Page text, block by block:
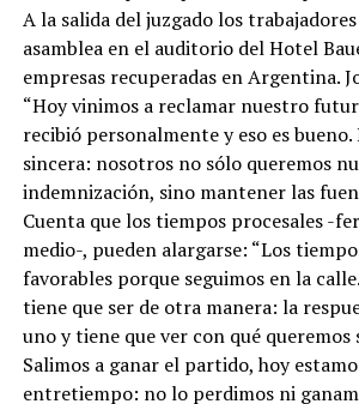
A la salida del juzgado los
asamblea en el auditorio del Hotel
empresas recuperadas en Argentina.
“Hoy vinimos a reclamar nuestro
recibió personalmente y eso es bueno.
sincera: nosotros no sólo queremos
indemnización, sino mantener las
Cuenta que los tiempos procesales -
medio-, pueden alargarse: “Los
favorables porque seguimos en la
tiene que ser de otra manera: la
uno y tiene que ver con qué queremos
Salimos a ganar el partido, hoy
entretiempo: no lo perdimos ni